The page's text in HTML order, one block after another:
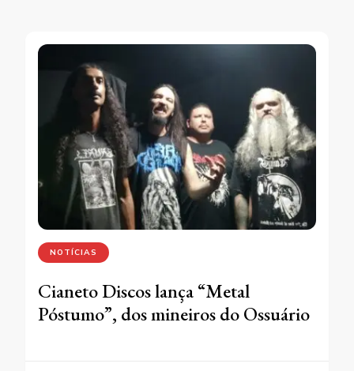
NOTÍCIAS
Cianeto Discos lança “Metal
Póstumo”, dos mineiros do Ossuário